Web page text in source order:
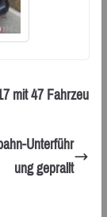
mit 47 Fahrzeu
Unterführ
ung geprallt